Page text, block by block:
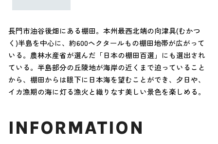
長門市油谷後畑にある棚田。本州最西北端の向津具(むかつ
く)半島を中心に、約600ヘクタールもの棚田地帯が広がって
いる。農林水産省が選んだ「日本の棚田百選」にも選出され
ている。半島部分の丘陵地が海岸の近くまで迫っていること
から、棚田からは眼下に日本海を望むことができ、夕日や、
イカ漁期の海に灯る漁火と織りなす美しい景色を楽しめる。
INFORMATION